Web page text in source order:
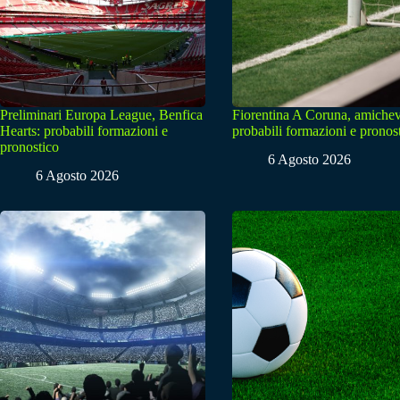
Preliminari Europa League, Benfica
Hearts: probabili formazioni e
pronostico
6 Agosto 2026
Fiorentina A Coruna,
probabili formazioni e
6 Agosto 2026